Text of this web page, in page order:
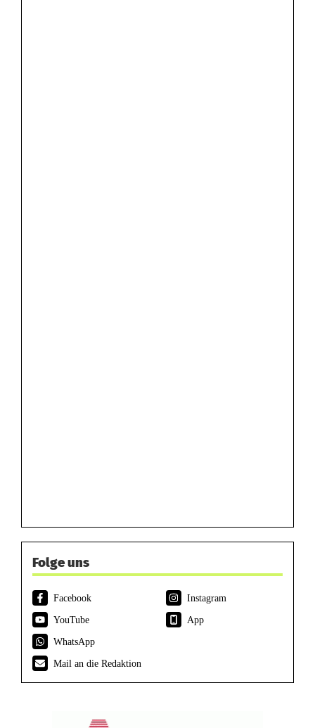
Folge uns
Facebook
Instagram
YouTube
App
WhatsApp
Mail an die Redaktion